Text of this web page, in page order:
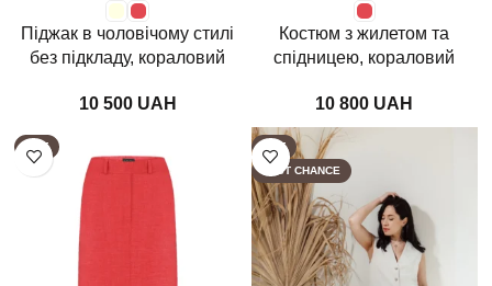
Піджак в чоловічому стилі
без підкладу, кораловий
UAH
Костюм з жилетом та
спідницею, кораловий
UAH
HOT
HOT
LAST CHANCE